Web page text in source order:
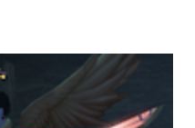
알아볼까요? 일단 결론부터
죽' 입니다. 고급 가죽 10개를
데요, 가격이 아주 괜찮은 지
에 약 5만 5천 골드로 잡고
의 인장 18개로 나누면 모험가